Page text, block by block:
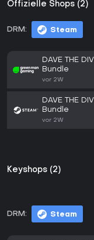
Offizielle Shops (2)
DRM: Steam
DAVE THE
Bundle
vor 2W
DAVE THE
Bundle
vor 2W
Keyshops (2)
DRM: Steam